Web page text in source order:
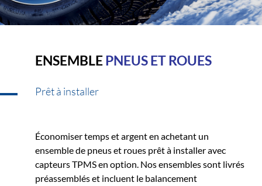
ENSEMBLEPNEUS ET ROUES
Prêt à installer
Économiser temps et argent en achetant un
ensemble de pneus et roues prêt à installer avec
capteurs TPMS en option. Nos ensembles sont livrés
préassemblés et incluent le balancement